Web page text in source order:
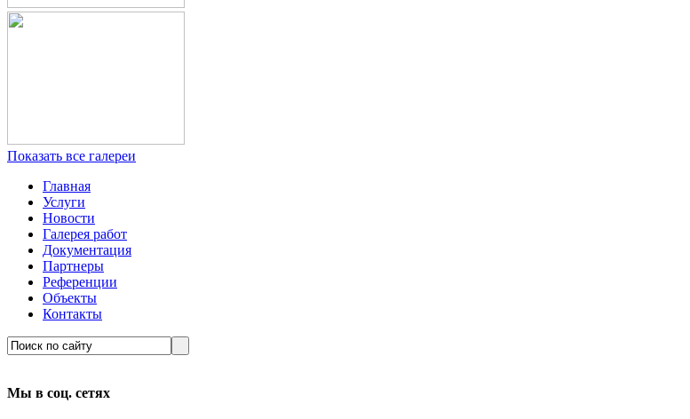
Показать все галереи
Главная
Услуги
Новости
Галерея работ
Документация
Партнеры
Референции
Объекты
Контакты
Мы в соц. сетях